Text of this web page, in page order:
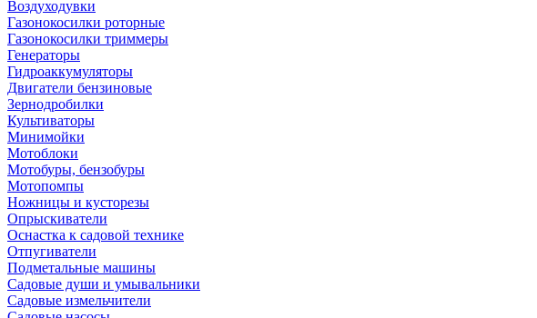
Воздуходувки
Газонокосилки роторные
Газонокосилки триммеры
Генераторы
Гидроаккумуляторы
Двигатели бензиновые
Зернодробилки
Культиваторы
Минимойки
Мотоблоки
Мотобуры, бензобуры
Мотопомпы
Ножницы и кусторезы
Опрыскиватели
Оснастка к садовой технике
Отпугиватели
Подметальные машины
Садовые души и умывальники
Садовые измельчители